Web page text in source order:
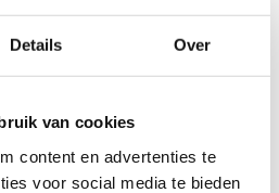
Details Over
van cookies
content en advertenties te
voor social media te bieden
Bekijk alle6maten